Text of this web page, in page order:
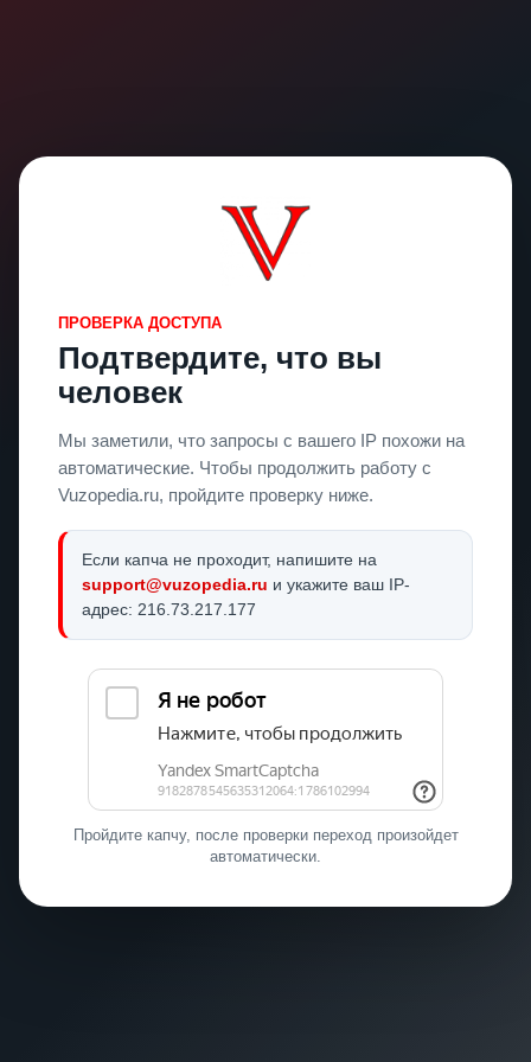
ПРОВЕРКА ДОСТУПА
Подтвердите, что вы
человек
Мы заметили, что запросы с вашего IP похожи на
автоматические. Чтобы продолжить работу с
Vuzopedia.ru, пройдите проверку ниже.
Если капча не проходит, напишите на
support@vuzopedia.ru и укажите ваш IP-
адрес: 216.73.217.177
Пройдите капчу, после проверки переход произойдет
автоматически.